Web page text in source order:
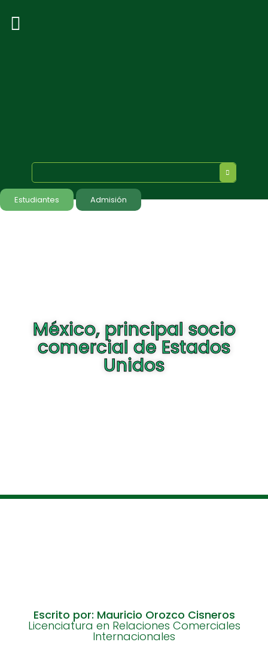
Estudiantes Admisión
México, principal socio
comercial de Estados
Unidos
Escrito por: Mauricio Orozco Cisneros
Licenciatura en Relaciones Comerciales
Internacionales